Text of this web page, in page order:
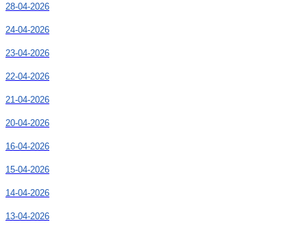
28-04-2026
24-04-2026
23-04-2026
22-04-2026
21-04-2026
20-04-2026
16-04-2026
15-04-2026
14-04-2026
13-04-2026